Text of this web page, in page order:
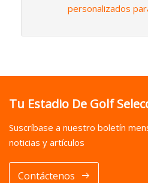
personalizados
Tu Estadio De Golf
Suscríbase a nuestro boletín
noticias y artículos
Contáctenos